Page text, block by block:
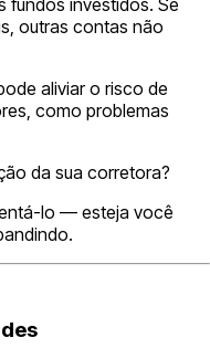
fundos investidos. Se
outras contas não
aliviar o risco de
como problemas
da sua corretora?
lo — esteja você